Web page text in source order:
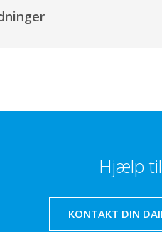
Hjælp
KONTAKT DIN